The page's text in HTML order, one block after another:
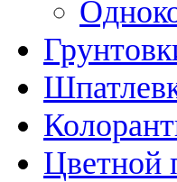
Цветной